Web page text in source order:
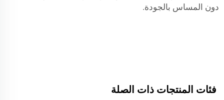
دون المساس بالجودة.
فئات المنتجات ذات الصلة